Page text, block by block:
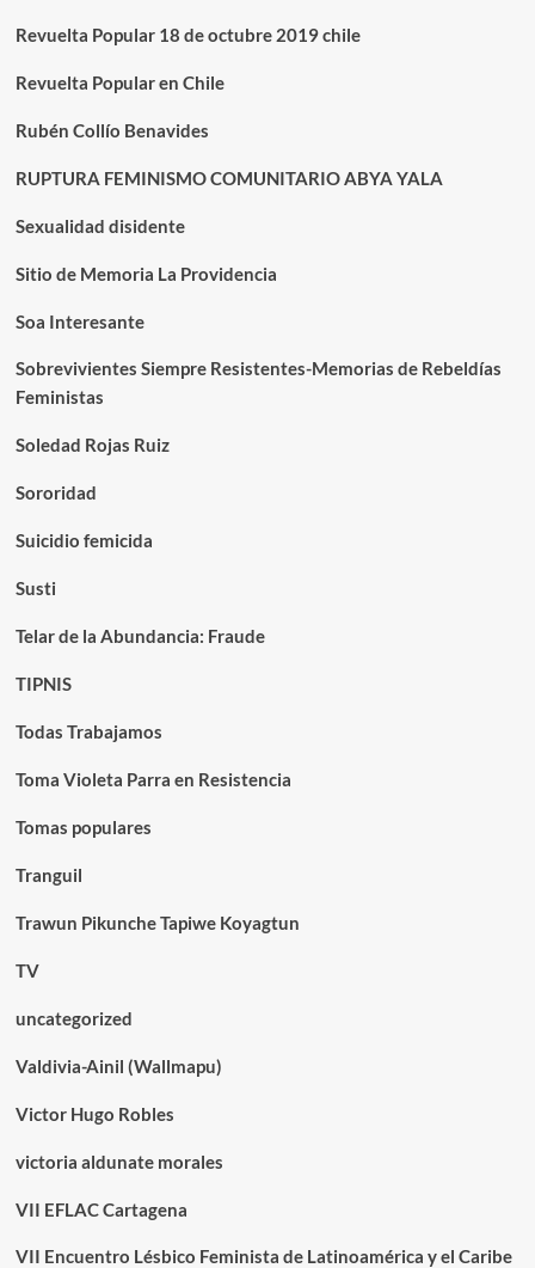
Revuelta Popular 18 de octubre 2019 chile
Revuelta Popular en Chile
Rubén Collío Benavides
RUPTURA FEMINISMO COMUNITARIO ABYA YALA
Sexualidad disidente
Sitio de Memoria La Providencia
Soa Interesante
Sobrevivientes Siempre Resistentes-Memorias de Rebeldías
Feministas
Soledad Rojas Ruiz
Sororidad
Suicidio femicida
Susti
Telar de la Abundancia: Fraude
TIPNIS
Todas Trabajamos
Toma Violeta Parra en Resistencia
Tomas populares
Tranguil
Trawun Pikunche Tapiwe Koyagtun
TV
uncategorized
Valdivia-Ainil (Wallmapu)
Victor Hugo Robles
victoria aldunate morales
VII EFLAC Cartagena
VII Encuentro Lésbico Feminista de Latinoamérica y el Caribe